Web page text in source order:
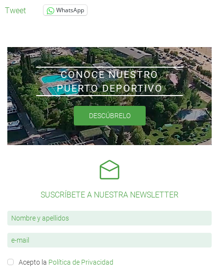
Tweet WhatsApp
CONOCE NUESTRO
PUERTO DEPORTIVO
DESCÚBRELO
SUSCRÍBETE A NUESTRA NEWSLETTER
Acepto la Política de Privacidad